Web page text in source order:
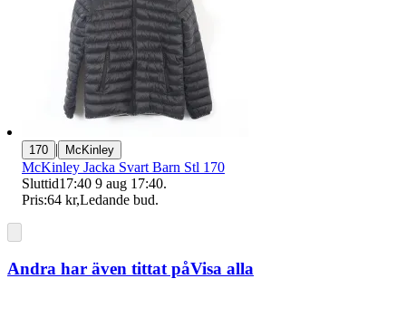
170 | McKinley
McKinley Jacka Svart Barn Stl 170
Sluttid17:40 9 aug 17:40.
Pris:64 kr,Ledande bud.
Andra har även tittat påVisa alla